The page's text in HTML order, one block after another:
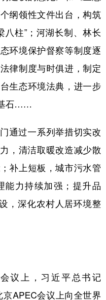
纲领性文件出台，构筑
八柱”；河湖长制、林长
环境保护督察等制度逐
律制度与时俱进，制定
生态环境法典，进一步
石……
通过一系列举措切实改
，清洁取暖改造减少散
补上短板，城市污水管
能力持续加强；提升品
，深化农村人居环境整
议上，习近平总书记
APEC会议上向全世界